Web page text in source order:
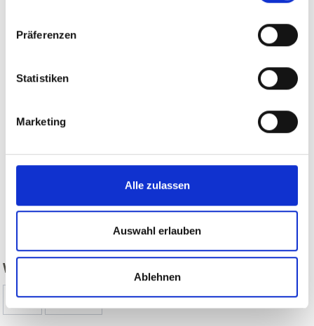
Präferenzen
Statistiken
Marketing
Alle zulassen
Auswahl erlauben
Ablehnen
WAR DER INHALT FÜR SIE HILFREICH?
Ja
Nein